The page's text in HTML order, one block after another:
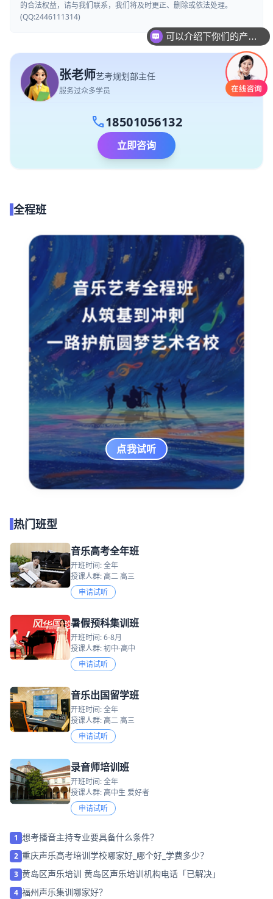
的合法权益，请与我们联系，我们将及时更正、删除或依法处理。
(QQ:2446111314)
张老师艺考规划部主任
服务过众多学员
call18501056132
立即咨询
全程班
点我试听
热门班型
音乐高考全年班
开班时间: 全年
授课人群: 高二 高三
申请试听
暑假预科集训班
开班时间: 6-8月
授课人群: 初中-高中
申请试听
音乐出国留学班
开班时间: 全年
授课人群: 高二 高三
申请试听
录音师培训班
开班时间: 全年
授课人群: 高中生 爱好者
申请试听
1 想考播音主持专业要具备什么条件？
2 重庆声乐高考培训学校哪家好_哪个好_学费多少？
3 黄岛区声乐培训 黄岛区声乐培训机构电话「已解决」
4 福州声乐集训哪家好？
你们是怎么收费的呢